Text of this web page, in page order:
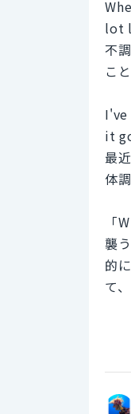
lot
不
こ
it
最
体
「
襲
的
て